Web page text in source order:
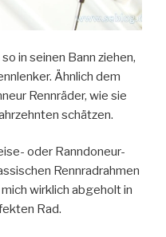
in seinen Bann ziehen,
Ähnlich dem
Rennräder, wie sie
schätzen.
oder Ranndoneur-
Rennradrahmen
wirklich abgeholt in
Rad.